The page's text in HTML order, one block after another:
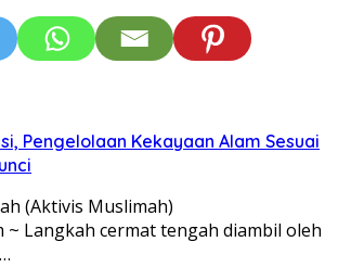
Pengelolaan Kekayaan Alam Sesuai
(Aktivis Muslimah)
~ Langkah cermat tengah diambil oleh